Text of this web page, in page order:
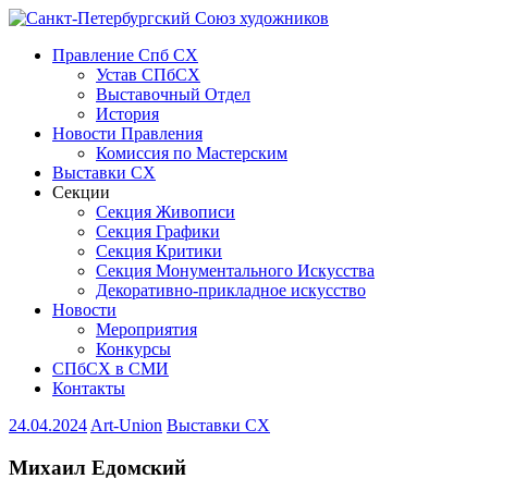
Правление Спб СХ
Устав СПбСХ
Выставочный Отдел
История
Новости Правления
Комиссия по Мастерским
Выставки СХ
Секции
Секция Живописи
Секция Графики
Секция Критики
Секция Монументального Искусства
Декоративно-прикладное искусство
Новости
Мероприятия
Конкурсы
СПбСХ в СМИ
Контакты
24.04.2024 Art-Union Выставки СХ
Михаил Едомский